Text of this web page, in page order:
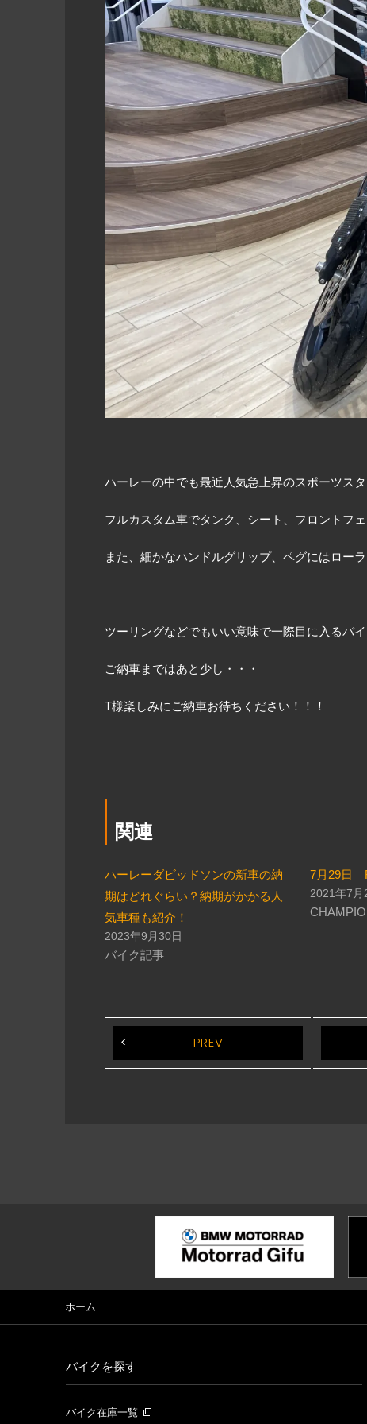
ハーレーの中でも最近人気急上昇のスポーツス
フルカスタム車でタンク、シート、フロントフ
また、細かなハンドルグリップ、ペグにはロー
ツーリングなどでもいい意味で一際目に入るバ
ご納車まではあと少し・・・
T様楽しみにご納車お待ちください！！！
関連
ハーレーダビッドソンの新車の納
期はどれぐらい？納期がかかる人
気車種も紹介！
2023年9月30日
バイク記事
7月29日
2021年7月
PREV
ホーム
バイクを探す
バイク在庫一覧